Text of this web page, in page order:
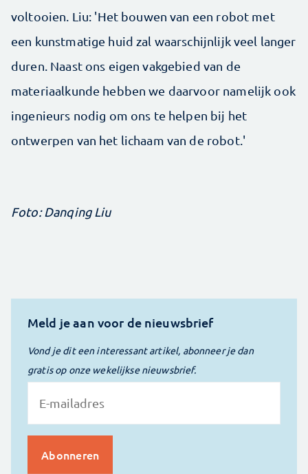
voltooien. Liu: 'Het bouwen van een robot met
een kunstmatige huid zal waarschijnlijk veel langer
duren. Naast ons eigen vakgebied van de
materiaalkunde hebben we daarvoor namelijk ook
ingenieurs nodig om ons te helpen bij het
ontwerpen van het lichaam van de robot.'
Foto: Danqing Liu
Meld je aan voor de nieuwsbrief
Vond je dit een interessant artikel, abonneer je dan
gratis op onze wekelijkse nieuwsbrief.